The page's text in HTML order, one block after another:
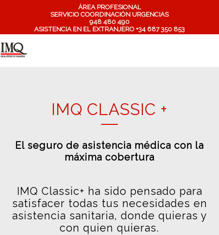
ÁREA PROFESIONAL
SERVICIO COORDINACIÓN URGENCIAS
948 480 490
ASISTENCIA EN EL EXTRANJERO +34 687 350 853
IMQ CLASSIC +
El seguro de asistencia médica con la
máxima cobertura
IMQ Classic+ ha sido pensado para
satisfacer todas tus necesidades en
asistencia sanitaria, donde quieras y
con quien quieras.